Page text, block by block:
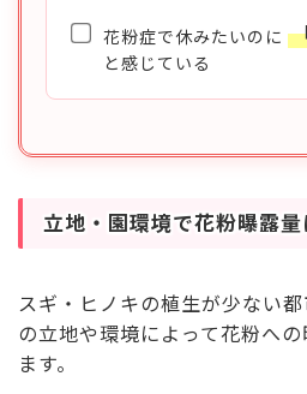
花粉症で休みたいのに
と感じている
立地・園環境で花粉曝露
スギ・ヒノキの植生が少ない
の立地や環境によって花粉へ
ます。